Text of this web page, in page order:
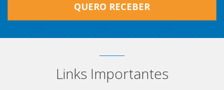
QUERO RECEBER
Links Importantes